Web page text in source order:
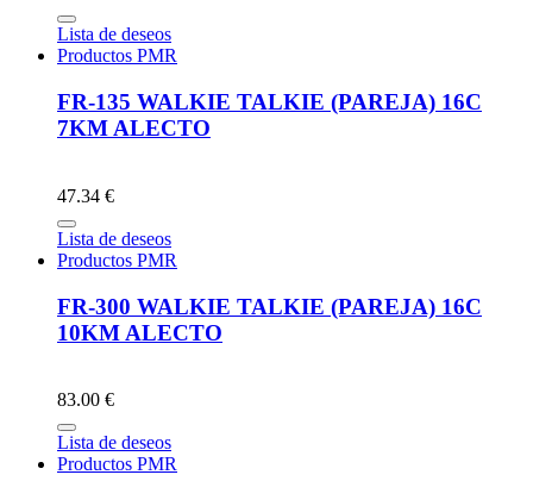
Lista de deseos
Productos PMR
FR-135 WALKIE TALKIE (PAREJA) 16C
7KM ALECTO
47.34 €
Lista de deseos
Productos PMR
FR-300 WALKIE TALKIE (PAREJA) 16C
10KM ALECTO
83.00 €
Lista de deseos
Productos PMR